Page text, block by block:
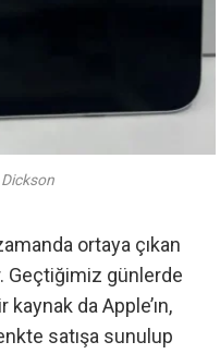
ortaya çıkan
Geçtiğimiz günlerde
da Apple’ın,
satışa sunulup